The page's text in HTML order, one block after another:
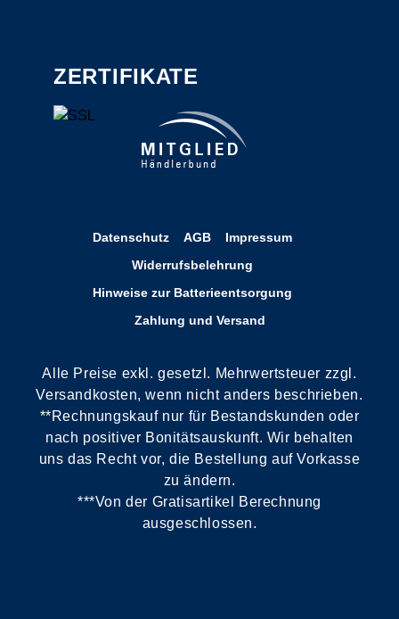
ZERTIFIKATE
Datenschutz AGB
Impressum
Widerrufsbelehrung
Hinweise zur Batterieentsorgung
Zahlung und Versand
Alle Preise exkl. gesetzl. Mehrwertsteuer zzgl.
Versandkosten, wenn nicht anders beschrieben.
**Rechnungskauf nur für Bestandskunden oder
nach positiver Bonitätsauskunft. Wir behalten
uns das Recht vor, die Bestellung auf Vorkasse
zu ändern.
***Von der Gratisartikel Berechnung
ausgeschlossen.